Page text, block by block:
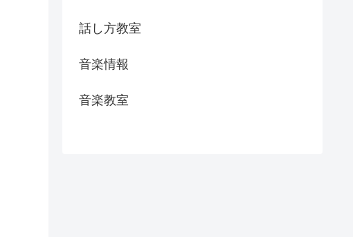
話し方教室
音楽情報
音楽教室